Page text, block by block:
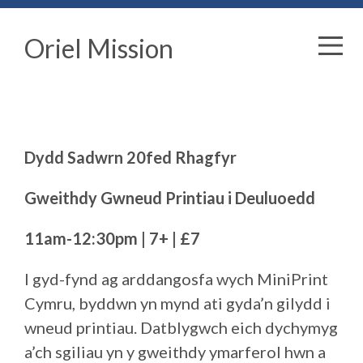
Oriel Mission
Dydd Sadwrn 20fed Rhagfyr
Gweithdy Gwneud Printiau i Deuluoedd
11am-12:30pm | 7+ | £7
I gyd-fynd ag arddangosfa wych MiniPrint
Cymru, byddwn yn mynd ati gyda’n gilydd i
wneud printiau. Datblygwch eich dychymyg
a’ch sgiliau yn y gweithdy ymarferol hwn a